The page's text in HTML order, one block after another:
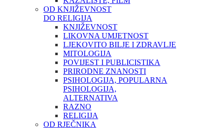
OD KNJIŽEVNOST
DO RELIGIJA
KNJIŽEVNOST
LIKOVNA UMJETNOST
LJEKOVITO BILJE I ZDRAVLJE
MITOLOGIJA
POVIJEST I PUBLICISTIKA
PRIRODNE ZNANOSTI
PSIHOLOGIJA, POPULARNA
PSIHOLOGIJA,
ALTERNATIVA
RAZNO
RELIGIJA
OD RJEČNIKA